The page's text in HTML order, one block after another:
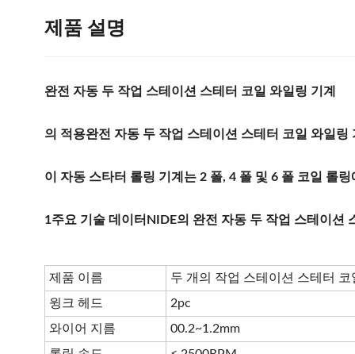
제품 설명
완전 자동 두 작업 스테이션 스테터 코일 와일링 기계
의 적용완전 자동 두 작업 스테이션 스테터 코일 와일링
이 자동 스타터 롤링 기계는 2 폴, 4 폴 및 6 폴 코일 롤
1주요 기술 데이터 NIDE의 완전 자동 두 작업 스테이션
제품 이름
두 개의 작업 스테이션 스테터
윙크 헤드
2pc
와이어 지름
00.2~1.2mm